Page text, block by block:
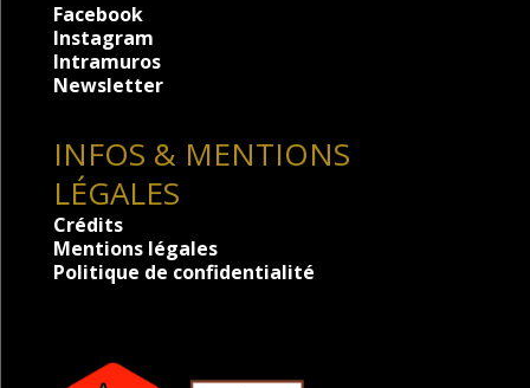
Facebook
Instagram
Intramuros
Newsletter
INFOS & MENTIONS
LÉGALES
Crédits
Mentions légales
Politique de confidentialité